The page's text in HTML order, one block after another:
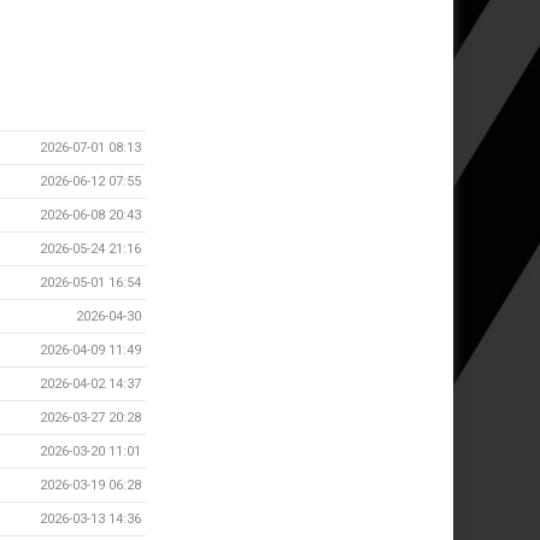
2026-07-01 08:13
2026-06-12 07:55
2026-06-08 20:43
2026-05-24 21:16
2026-05-01 16:54
2026-04-30
2026-04-09 11:49
2026-04-02 14:37
2026-03-27 20:28
2026-03-20 11:01
2026-03-19 06:28
2026-03-13 14:36